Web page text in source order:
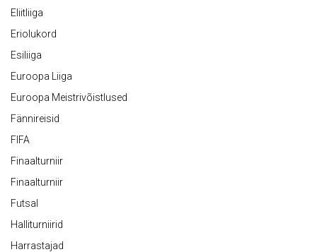
Eliitliiga
Eriolukord
Esiliiga
Euroopa Liiga
Euroopa Meistrivõistlused
Fännireisid
FIFA
Finaalturniir
Finaalturniir
Futsal
Halliturniirid
Harrastajad